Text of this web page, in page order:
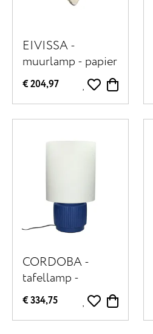
EIVISSA -
muurlamp - papier
mâché - DIA 45
cm - beige
€ 204,97
CORDOBA -
tafellamp -
terracotta / linnen
- DIA 32,5 x H
56,5 cm - blauw
€ 334,75